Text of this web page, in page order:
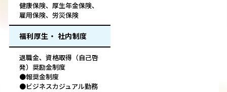
健康保険、厚生年金保険、
雇用保険、労災保険
福利厚生・ 社内制度
退職金、資格取得（自己啓
発）奨励金制度
●報奨金制度
●ビジネスカジュアル勤務